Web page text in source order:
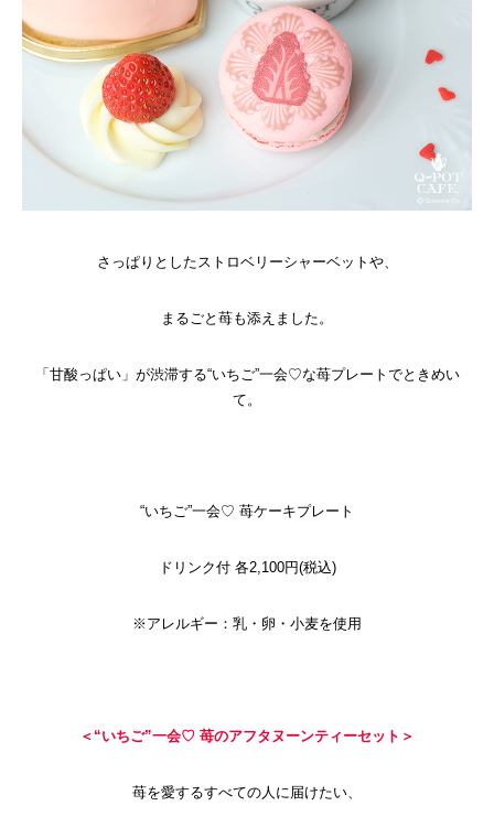
さっぱりとしたストロベリーシャーベットや、
まるごと苺も添えました。
「甘酸っぱい」が渋滞する“いちご”一会♡な苺プレートでときめい
て。
“いちご”一会♡ 苺ケーキプレート
ドリンク付 各2,100円(税込)
※アレルギー：乳・卵・小麦を使用
＜“いちご”一会♡ 苺のアフタヌーンティーセット＞
苺を愛するすべての人に届けたい、